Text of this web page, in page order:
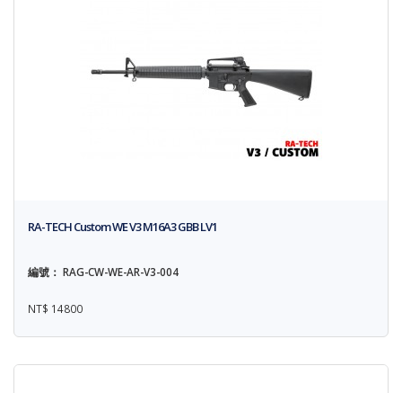
RA-TECH Custom WE V3 M16A3 GBB LV1
編號： RAG-CW-WE-AR-V3-004
NT$ 14800